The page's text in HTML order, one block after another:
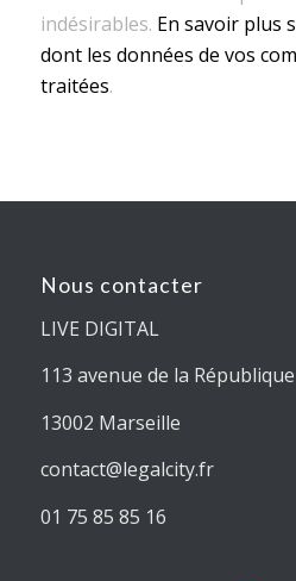
indésirables. En savoir plus
dont les données de vos
traitées.
Nous contacter
LIVE DIGITAL
113 avenue de la République
13002 Marseille
contact@legalcity.fr
01 75 85 85 16